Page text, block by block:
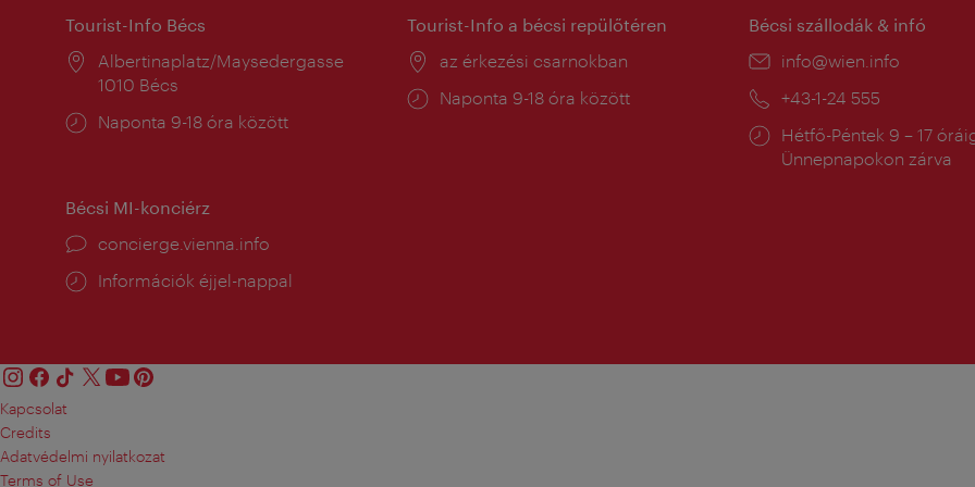
Tourist-Info Bécs
Helyszín:
Albertinaplatz/Maysedergasse
1010 Bécs
Nyitva
Naponta 9-18 óra között
Tourist-Info a bécsi repülőtéren
Helyszín:
az érkezési csarnokban
Nyitva
Naponta 9-18 óra között
Bécsi szállodák & infó
E-
info@wien.info
Telefon:
+43-1-24 555
Nyitva
tartás:
Hétfő-Péntek 9 – 17
Ünnepnapokon zárva
Bécsi MI-konciérz
concierge.vienna.info
Információk éjjel-nappal
Kapcsolat
Credits
Adatvédelmi nyilatkozat
Terms of Use